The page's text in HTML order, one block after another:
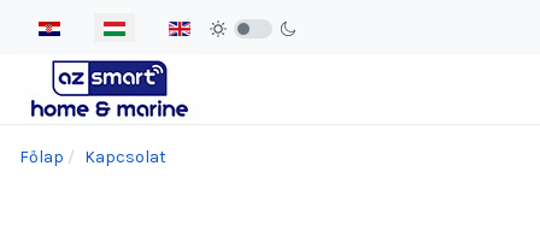
Válasszon nyelvet
Főlap Kapcsolat